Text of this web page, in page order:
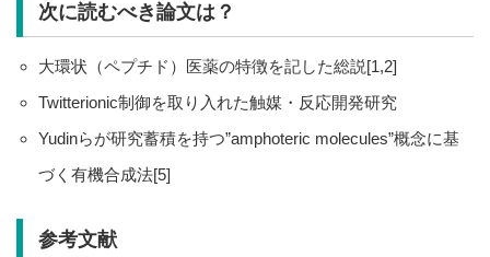
次に読むべき論文は？
大環状（ペプチド）医薬の特徴を記した総説[1,2]
Twitterionic制御を取り入れた触媒・反応開発研究
Yudinらが研究蓄積を持つ”amphoteric molecules”概念に基
づく有機合成法[5]
参考文献